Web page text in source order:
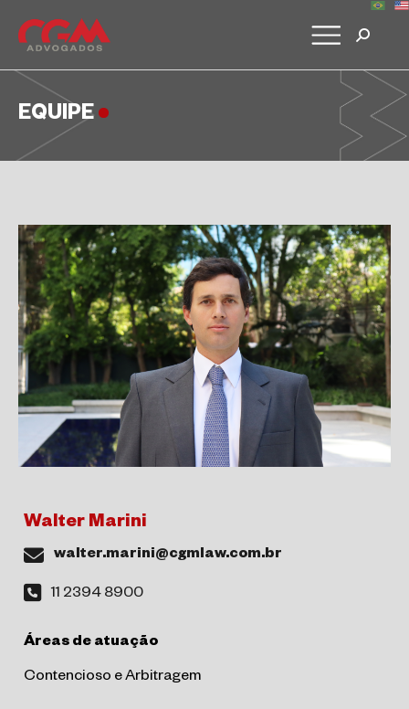
EQUIPE
Walter Marini
walter.marini@cgmlaw.com.br
11 2394 8900
Áreas de atuação
Contencioso e Arbitragem